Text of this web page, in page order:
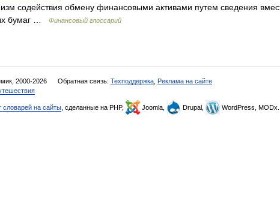
содействия обмену финансовыми активами путем сведения
бумаг …
Финансовый глоссарий
2000-2026 Обратная связь: Техподдержка Реклама на сайте
словарей на сайты , сделанные на PHP, Joomla, Drupal, WordPress, MODx.